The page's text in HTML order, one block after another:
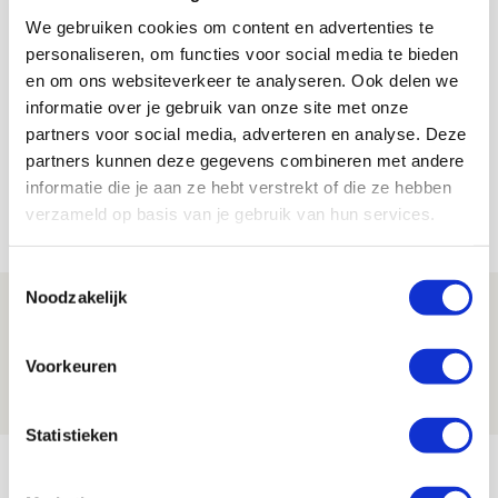
We gebruiken cookies om content en advertenties te
personaliseren, om functies voor social media te bieden
en om ons websiteverkeer te analyseren. Ook delen we
informatie over je gebruik van onze site met onze
partners voor social media, adverteren en analyse. Deze
partners kunnen deze gegevens combineren met andere
informatie die je aan ze hebt verstrekt of die ze hebben
verzameld op basis van je gebruik van hun services.
Noodzakelijk
Voorkeuren
Statistieken
Floris Roos
Bekijk alle berichten van Floris Roos
NET BINNEN //
Drie dingen die je moet weten over PEC
08 AUGUSTUS 2026 - 12:32